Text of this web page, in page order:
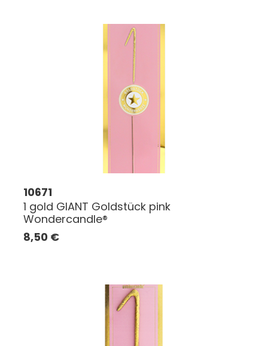
10671
1 gold GIANT Goldstück pink
Wondercandle®
8,50 €